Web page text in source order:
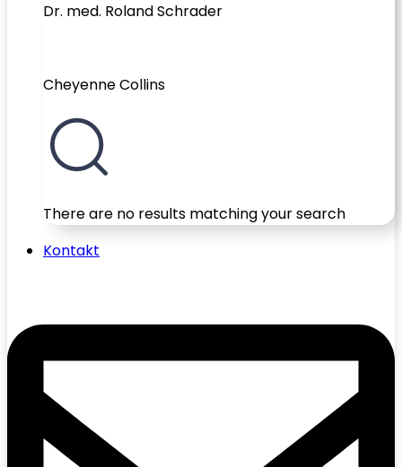
Dr. med. Roland Schrader
Cheyenne Collins
There are no results matching your search
Kontakt